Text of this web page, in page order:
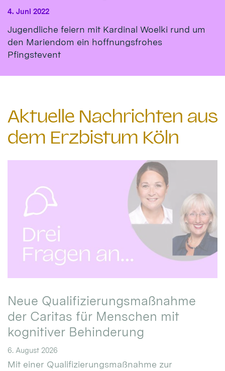
4. Juni 2022
Jugendliche feiern mit Kardinal Woelki rund um
den Mariendom ein hoffnungsfrohes
Pfingstevent
Aktuelle Nachrichten aus
dem Erzbistum Köln
Neue Qualifizierungsmaßnahme
der Caritas für Menschen mit
kognitiver Behinderung
6. August 2026
Mit einer Qualifizierungsmaßnahme zur